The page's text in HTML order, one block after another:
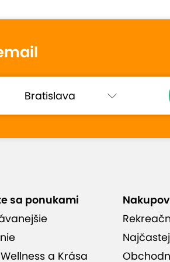
2025
očných...
v poriadku
sa ponukami
a Krása